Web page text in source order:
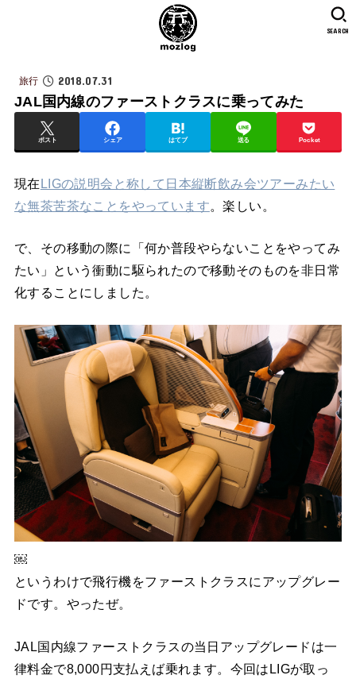
SEARCH
旅行 2018.07.31
JAL国内線のファーストクラスに乗ってみた
ポスト シェア はてブ 送る Pocket
現在 LIGの説明会と称して日本縦断飲み会ツアーみたい
な無茶苦茶なことをやっています。楽しい。
で、その移動の際に「何か普段やらないことをやってみ
たい」という衝動に駆られたので移動そのものを非日常
化することにしました。
￼
というわけで飛行機をファーストクラスにアップグレー
ドです。やったぜ。
JAL国内線ファーストクラスの当日アップグレードは一
律料金で8,000円支払えば乗れます。今回はLIGが取っ